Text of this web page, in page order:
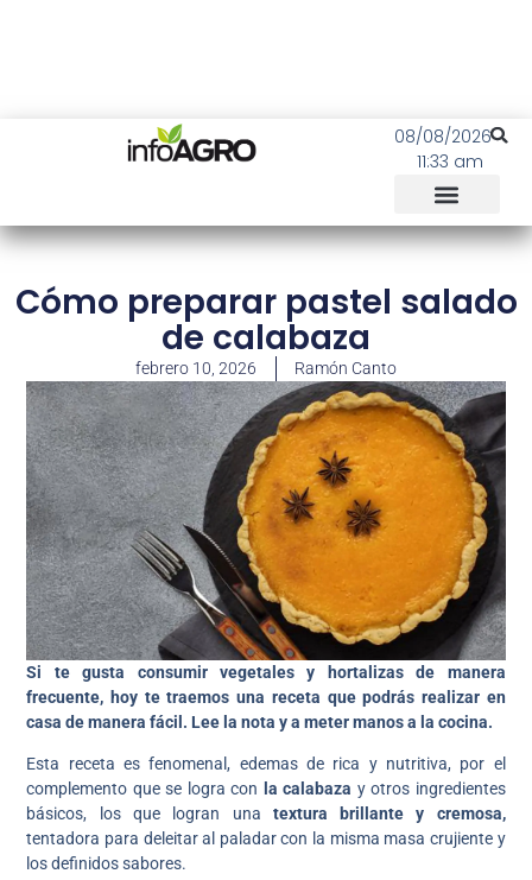
08/08/2026
11:33 am
Cómo preparar pastel salado
de calabaza
febrero 10, 2026 Ramón Canto
Si te gusta consumir vegetales y hortalizas de manera
frecuente, hoy te traemos una receta que podrás realizar en
casa de manera fácil. Lee la nota y a meter manos a la cocina.
Esta receta es fenomenal, edemas de rica y nutritiva, por el
complemento que se logra con la calabaza y otros ingredientes
básicos, los que logran una textura brillante y cremosa,
tentadora para deleitar al paladar con la misma masa crujiente y
los definidos sabores.